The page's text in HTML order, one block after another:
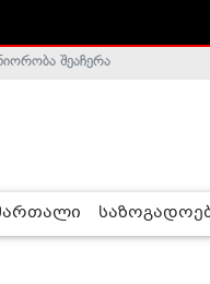
- ჰელსინკის კომისია